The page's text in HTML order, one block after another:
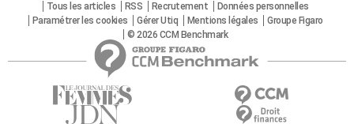
Tous les articles
RSS Recrutement
Données personnelles
Paramétrer les cookies
Gérer Utiq Mentions légales
Groupe Figaro
© 2026 CCM Benchmark